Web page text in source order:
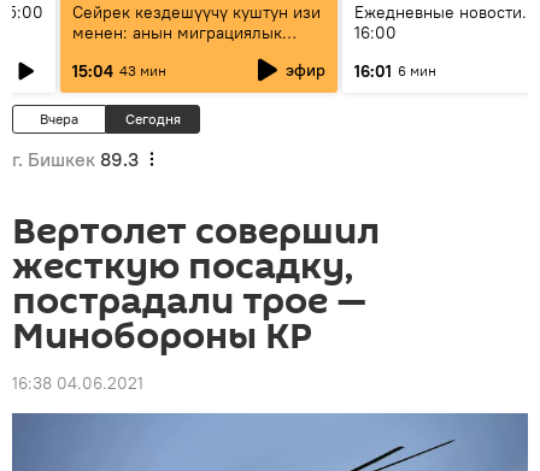
Сейрек кездешүүчү куштун изи
менен: анын миграциялык
жолу эмнеден кабар берет?
15:04 43 мин эфир
Ежедневные новости.
16:00
16:01 6 мин
Вчера Сегодня
г. Бишкек 89.3
Вертолет совершил
жесткую посадку,
пострадали трое —
Минобороны КР
16:38 04.06.2021